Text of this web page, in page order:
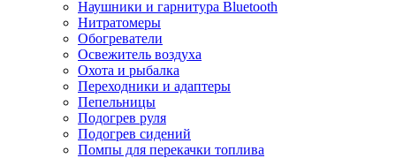
Наушники и гарнитура Bluetooth
Нитратомеры
Обогреватели
Освежитель воздуха
Охота и рыбалка
Переходники и адаптеры
Пепельницы
Подогрев руля
Подогрев сидений
Помпы для перекачки топлива